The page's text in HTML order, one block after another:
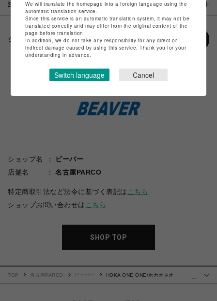
注意事項
シェアする
ショップ名
ビーバー
店舗名
名古屋PARCO
特定商取引法など法令に基づく表記は こちら
ショップお問い合わせは こちら
SHOP TOP
…
TOP 名古屋PARCO ビーバー
HOKA ONE ONE/ホカオネオ
We will translate the homepage into a foreign language using the
automatic translation service.
Since this service is an automatic translation system, it may not be
translated correctly and may differ from the original content of the
page before translation.
In addition, we do not take any responsibility for any direct or
indirect damage caused by using this service. Thank you for your
understanding in advance.
Switch language Cancel